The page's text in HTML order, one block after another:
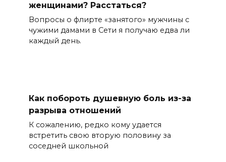
женщинами? Расстаться?
Вопросы о флирте «занятого» мужчины с
чужими дамами в Сети я получаю едва ли
каждый день.
Как побороть душевную боль из-за
разрыва отношений
К сожалению, редко кому удается
встретить свою вторую половину за
соседней школьной